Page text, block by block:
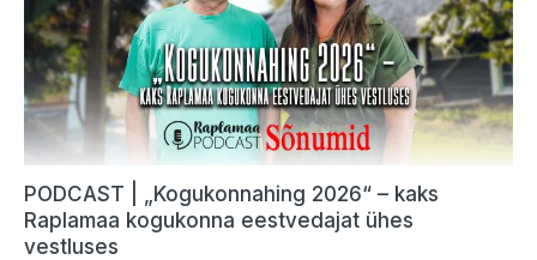
PODCAST | „Kogukonnahing 2026“ – kaks
Raplamaa kogukonna eestvedajat ühes
vestluses